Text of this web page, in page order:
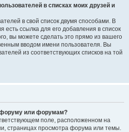
в списках моих друзей и
в свой список двумя способами. В
есть ссылка для его добавления в список
вы можете сделать это прямо из вашего
вводом имени пользователя. Вы
из соответствующих списков на той
форуму или форумам?
поле, расположенном на
страницах просмотра форума или темы.